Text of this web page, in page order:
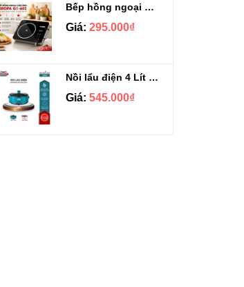
Bếp hồng ngoại cảm ứng Gropa G1-602
Giá: 295.000₫
Nồi lẩu điện 4 Lít Ladomax HA-238
Giá: 545.000₫